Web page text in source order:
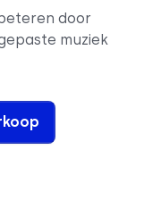
door
muziek